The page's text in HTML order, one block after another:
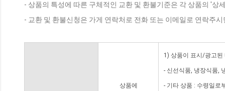
- 상품의 특성에 따른 구체적인 교환 및 환불기준은 각 상품의 '상
- 교환 및 환불신청은 가게 연락처로 전화 또는 이메일로 연락주
상품에
1) 상품이 표시/광고된
- 신선식품, 냉장식품,
- 기타 상품 : 수령일로